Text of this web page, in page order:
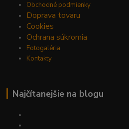
Obchodné podmienky
Doprava tovaru
Cookies
Ochrana súkromia
Fotogaléria
Kontakty
Najčítanejšie na blogu